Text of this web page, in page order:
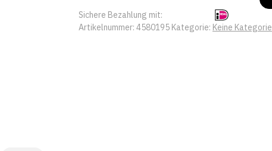
Sichere Bezahlung mit:
Artikelnummer: 4580195 Kategorie: Keine Kategorie